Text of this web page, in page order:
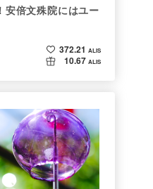
安倍文殊院にはユー
372.21 ALIS
10.67 ALIS